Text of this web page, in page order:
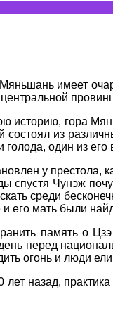
имеет
историю, гора
состоял из
один из
у
спустя Чунэж
среди
его мать были
память о
перед
огонь и люди
лет назад,